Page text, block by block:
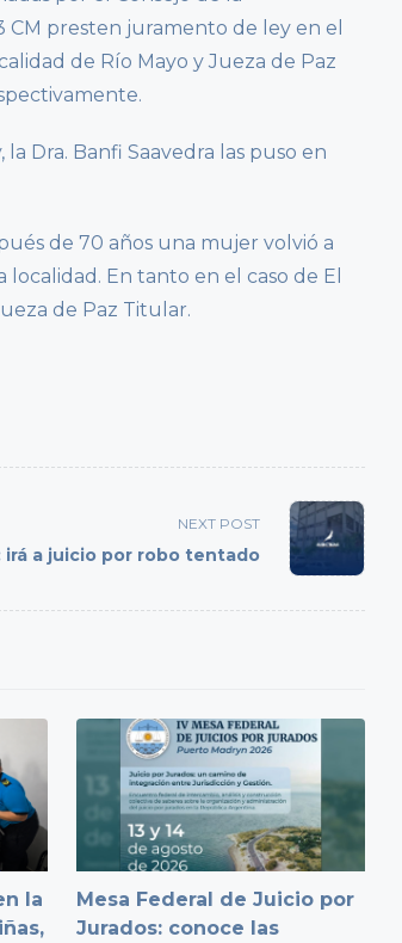
CM presten juramento de ley en el
de Río Mayo y Jueza de Paz
Dra. Banfi Saavedra las puso en
de 70 años una mujer volvió a
En tanto en el caso de El
de Paz Titular.
NEXT POST
irá a juicio por robo tentado
la
Mesa Federal de Juicio por
Jurados: conoce las